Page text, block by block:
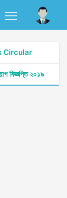
Circular
বিজ্ঞপ্তি ২০১৯